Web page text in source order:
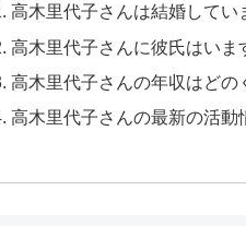
高木里代子さんは結婚してい
高木里代子さんに彼氏はいま
高木里代子さんの年収はどの
高木里代子さんの最新の活動